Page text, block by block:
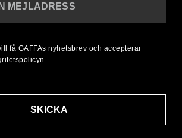
MEJLADRESS
SKICKA
få GAFFAs nyhetsbrev och accepterar